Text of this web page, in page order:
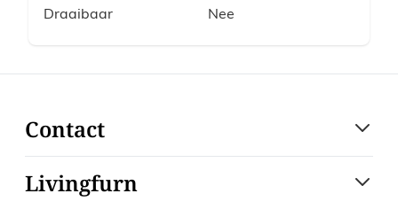
Draaibaar Nee
Contact
Livingfurn